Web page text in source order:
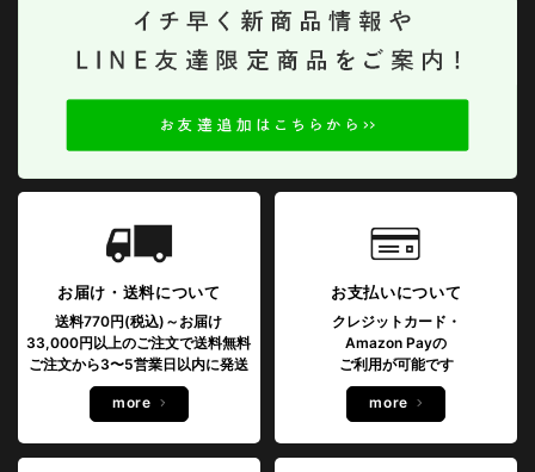
お届け・送料について
送料770円(税込)～お届け
33,000円以上のご注文で送料無料
ご注文から3〜5営業日以内に発送
more
お支払いについて
クレジットカード・
Amazon Payの
ご利用が可能です
more